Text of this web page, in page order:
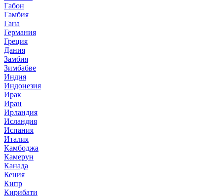
Габон
Гамбия
Гана
Германия
Греция
Дания
Замбия
Зимбабве
Индия
Индонезия
Ирак
Иран
Ирландия
Исландия
Испания
Италия
Камбоджа
Камерун
Канада
Кения
Кипр
Кирибати